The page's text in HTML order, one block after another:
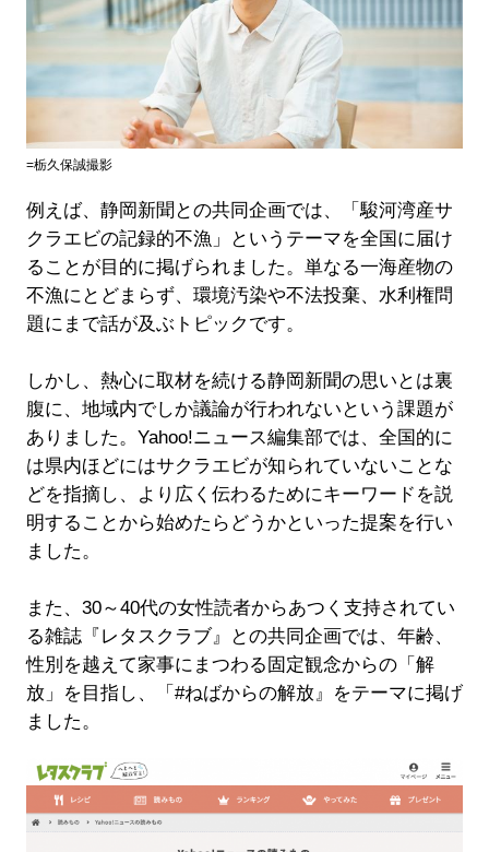
=栃久保誠撮影
例えば、静岡新聞との共同企画では、「駿河湾産サ
クラエビの記録的不漁」というテーマを全国に届け
ることが目的に掲げられました。単なる一海産物の
不漁にとどまらず、環境汚染や不法投棄、水利権問
題にまで話が及ぶトピックです。
しかし、熱心に取材を続ける静岡新聞の思いとは裏
腹に、地域内でしか議論が行われないという課題が
ありました。Yahoo!ニュース編集部では、全国的に
は県内ほどにはサクラエビが知られていないことな
どを指摘し、より広く伝わるためにキーワードを説
明することから始めたらどうかといった提案を行い
ました。
また、30～40代の女性読者からあつく支持されてい
る雑誌『レタスクラブ』との共同企画では、年齢、
性別を越えて家事にまつわる固定観念からの「解
放」を目指し、「#ねばからの解放』をテーマに掲げ
ました。